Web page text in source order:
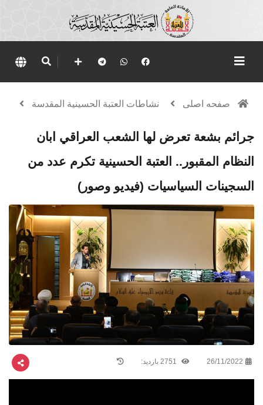
صفحه اصلی نشاطات العتبة الحسينية المقدسة
جرائم بشعة تعرض لها الشعب العراقي ابان
النظام المقبور.. العتبة الحسينية تكرم عدد من
السجينات السياسيات (فيديو وصور)
26/11/2022